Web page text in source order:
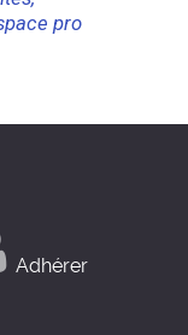
pro
Adhérer